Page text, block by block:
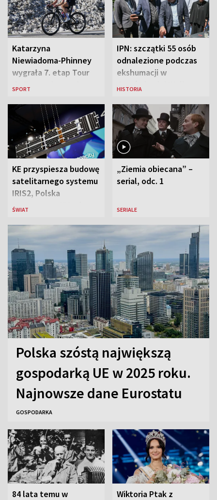
Katarzyna
Niewiadoma-Phinney
wygrała 7. etap Tour
de France i została
SPORT
IPN: szczątki 55 osób
odnalezione podczas
ekshumacji w
Ostrówkach i Woli
HISTORIA
KE przyspiesza budowę
satelitarnego systemu
IRIS2, Polska
przeznaczy 656 mln
ŚWIAT
„Ziemia obiecana” –
serial, odc. 1
SERIALE
Polska szóstą największą
gospodarką UE w 2025 roku.
Najnowsze dane Eurostatu
GOSPODARKA
84 lata temu w
Wiktoria Ptak z